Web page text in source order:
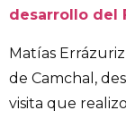
desarrollo del
Matías
de Camchal,
visita que